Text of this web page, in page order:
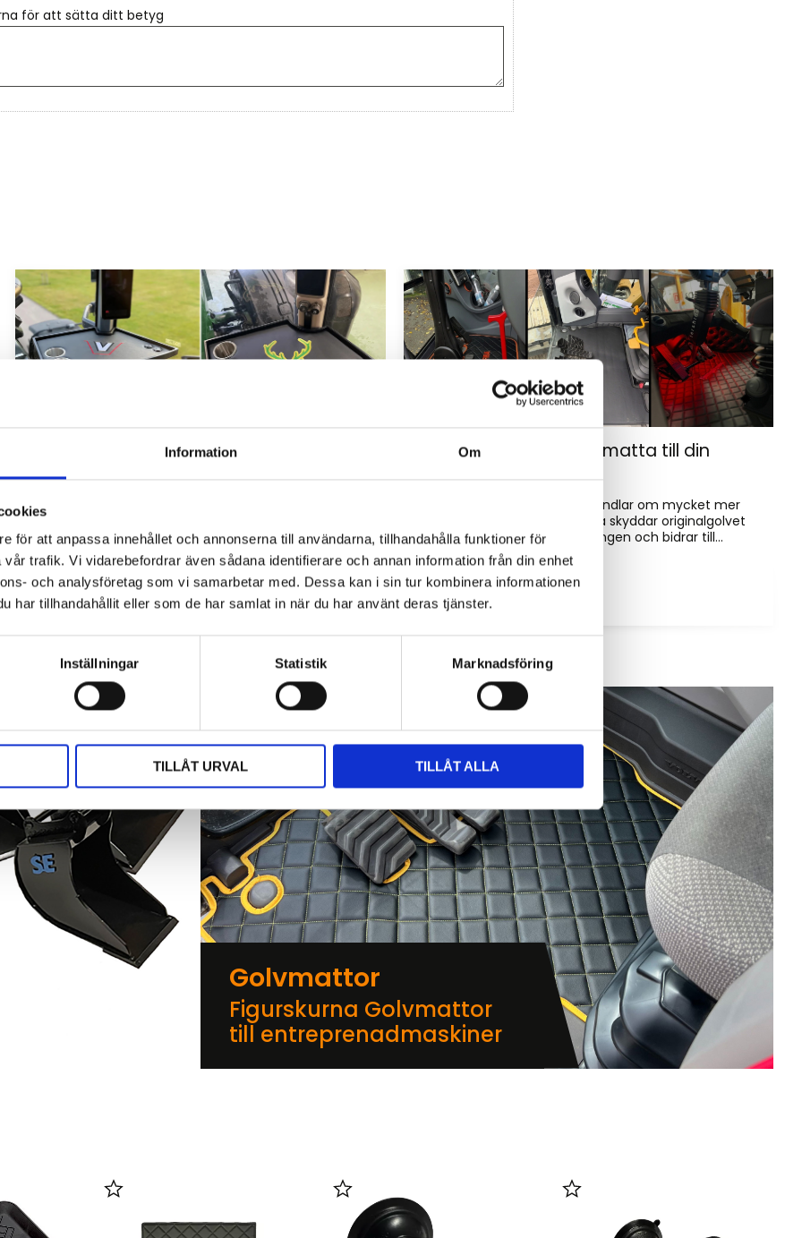
Information Om
för att anpassa innehållet och annonserna till användarna, tillhandahålla funktioner för
trafik. Vi vidarebefordrar även sådana identifierare och annan information från din enhet
och analysföretag som vi samarbetar med. Dessa kan i sin tur kombinera informationen
har tillhandahållit eller som de har samlat in när du har använt deras tjänster.
Inställningar Statistik Marknadsföring
TILLÅT URVAL TILLÅT ALLA
för att sätta ditt betyg
Hyttbord till traktorn, den lilla detaljen
som gör stor skillnad i vardagen
Traktorhytten är för många mer än bara en plats där
arbetet utförs. Det är kontoret, fikarummet och ibland
även lunchplatsen under långa arbetsdagar....
Hur väljer du rätt golvmatta till din
Golvmatta i maskinhytten handlar om mycket mer
än bara utseende. Rätt matta skyddar originalgolvet
mot slitage, förenklar rengöringen och bidrar till...
Golvmattor
Figurskurna Golvmattor
till entreprenadmaskiner
Lägg till i favoriter Lägg till i favoriter Lägg till i favoriter